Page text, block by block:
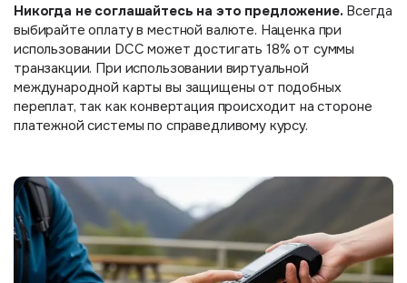
Никогда не соглашайтесь на это предложение. Всегда
выбирайте оплату в местной валюте. Наценка при
использовании DCC может достигать 18% от суммы
транзакции. При использовании виртуальной
международной карты вы защищены от подобных
переплат, так как конвертация происходит на стороне
платежной системы по справедливому курсу.